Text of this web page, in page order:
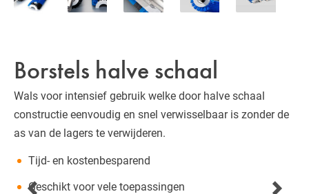
Borstels halve schaal
Wals voor intensief gebruik welke door halve schaal
constructie eenvoudig en snel verwisselbaar is zonder de
as van de lagers te verwijderen.
Tijd- en kostenbesparend
Geschikt voor vele toepassingen